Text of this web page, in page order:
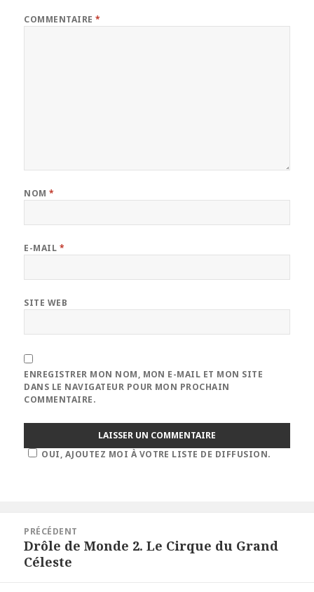
COMMENTAIRE*
NOM*
E-MAIL *
SITE WEB
ENREGISTRER MON NOM, MON E-MAIL ET MON SITE
DANS LE NAVIGATEUR POUR MON PROCHAIN
COMMENTAIRE.
OUI, AJOUTEZ MOI À VOTRE LISTE DE DIFFUSION.
l’article
PRÉCÉDENT
Article
précédent :
Drôle de Monde 2. Le Cirque du Grand
Céleste